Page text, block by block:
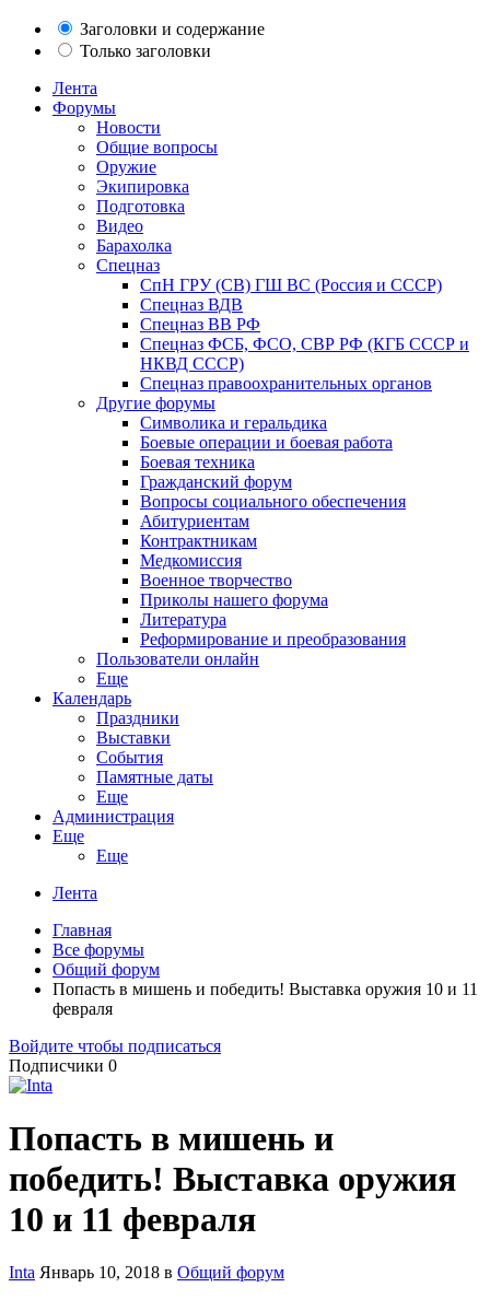
Заголовки и содержание
Только заголовки
Лента
Форумы
Новости
Общие вопросы
Оружие
Экипировка
Подготовка
Видео
Барахолка
Спецназ
СпН ГРУ (СВ) ГШ ВС (Россия и СССР)
Спецназ ВДВ
Спецназ ВВ РФ
Спецназ ФСБ, ФСО, СВР РФ (КГБ СССР и
НКВД СССР)
Спецназ правоохранительных органов
Другие форумы
Символика и геральдика
Боевые операции и боевая работа
Боевая техника
Гражданский форум
Вопросы социального обеспечения
Абитуриентам
Контрактникам
Медкомиссия
Военное творчество
Приколы нашего форума
Литература
Реформирование и преобразования
Пользователи онлайн
Еще
Календарь
Праздники
Выставки
События
Памятные даты
Еще
Администрация
Еще
Еще
Лента
Главная
Все форумы
Общий форум
Попасть в мишень и победить! Выставка оружия 10 и 11
февраля
Войдите чтобы подписаться
Подписчики 0
Попасть в мишень и
победить! Выставка оружия
10 и 11 февраля
Inta Январь 10, 2018 в Общий форум